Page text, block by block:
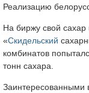
Реализацию
На биржу свой
«Скидельский
комбинатов
тонн сахара.
Заинтересованными